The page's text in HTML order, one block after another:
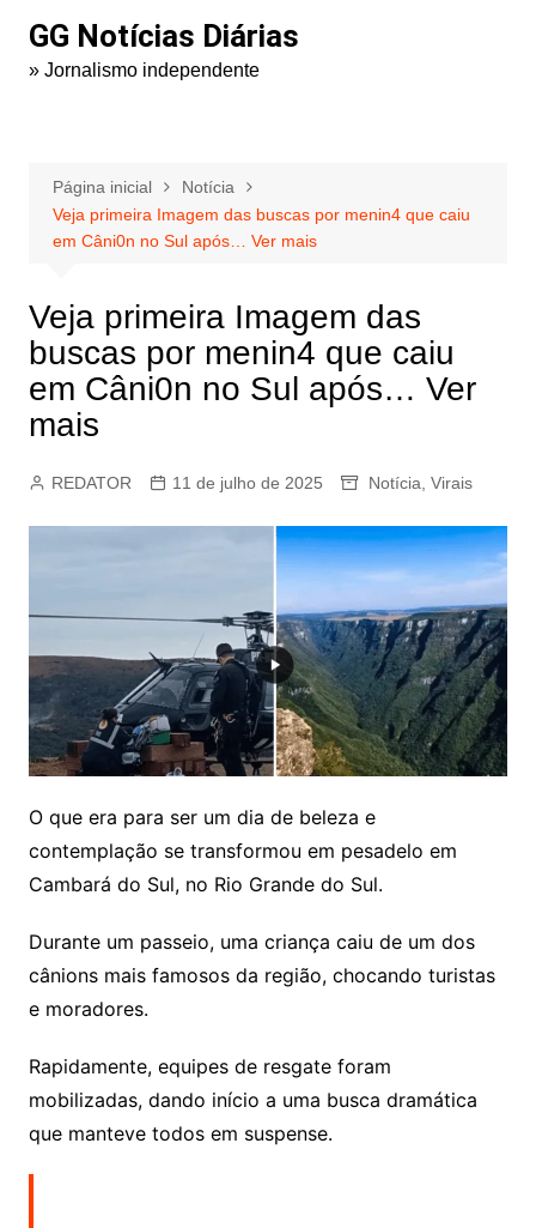
paraGG Notícias Diárias
» Jornalismo independente
Página inicial
Notícia
Veja primeira Imagem das buscas por menin4 que caiu
em Câni0n no Sul após… Ver mais
Veja primeira Imagem das
buscas por menin4 que caiu
em Câni0n no Sul após… Ver
mais
REDATOR 11 de julho de 2025 Notícia Virais
O que era para ser um dia de beleza e
contemplação se transformou em pesadelo em
Cambará do Sul, no Rio Grande do Sul.
Durante um passeio, uma criança caiu de um dos
cânions mais famosos da região, chocando turistas
e moradores.
Rapidamente, equipes de resgate foram
mobilizadas, dando início a uma busca dramática
que manteve todos em suspense.